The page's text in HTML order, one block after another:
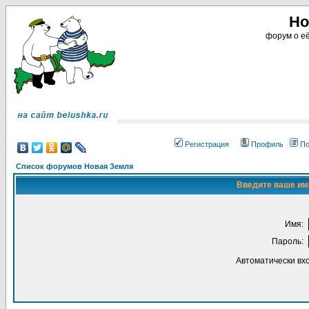
форум о
Регистрация Профиль
Список форумов Новая Земля
Введите ваше
Имя:
Пароль:
Автоматически